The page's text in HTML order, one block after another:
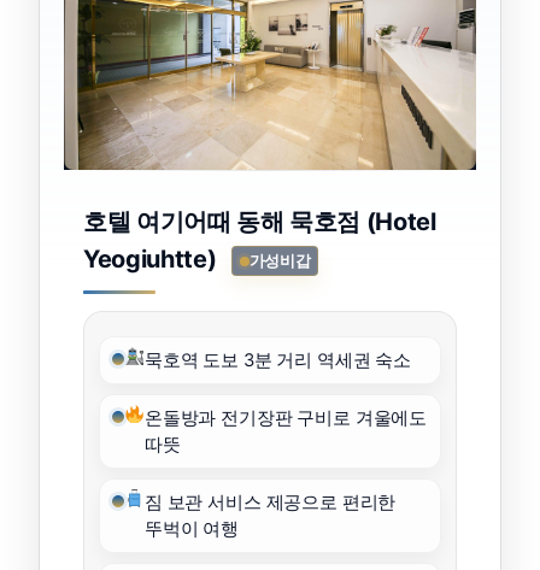
호텔 여기어때 동해 묵호점 (Hotel
Yeogiuhtte)
가성비갑
묵호역 도보 3분 거리 역세권 숙소
온돌방과 전기장판 구비로 겨울에도
따뜻
짐 보관 서비스 제공으로 편리한
뚜벅이 여행